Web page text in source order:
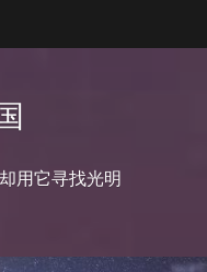
用它寻找光明